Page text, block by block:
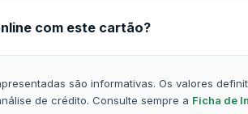
com este cartão?
são informativas. Os valores
de crédito. Consulte sempre a Ficha de